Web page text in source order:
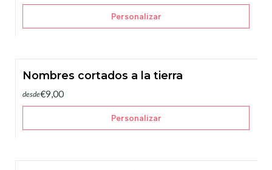
Personalizar
Nombres cortados a la tierra
desde€9,00
Personalizar